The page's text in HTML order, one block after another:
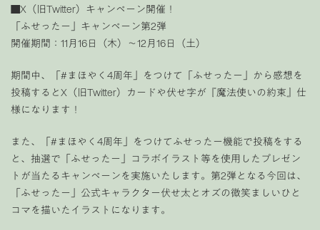
■X（旧Twitter）キャンペーン開催！
「ふせったー」キャンペーン第2弾
開催期間：11月16日（木）〜12月16日（土）
期間中、
「#まほやく4周年」をつけて「ふせったー」から感想を
投稿するとX（旧Twitter）カードや伏せ字が『魔法使いの約束』仕
様になります！
また、「#まほやく4周年 」をつけてふせったー機能で投稿をする
と、抽選で「ふせったー」コラボイラスト等を使用したプレゼン
トが当たるキャンペーンを実施いたします。第2弾となる今回は、
「ふせったー」公式キャラクター伏せ太とオズの微笑ましいひと
コマを描いたイラストになります。